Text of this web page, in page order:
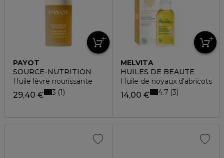
PAYOT
SOURCE-NUTRITION
Huile lèvre nourissante
29,40 € 3 1
MELVITA
HUILES DE BEAUTE
Huile de noyaux d'abricots
14,00 € 4.7 3